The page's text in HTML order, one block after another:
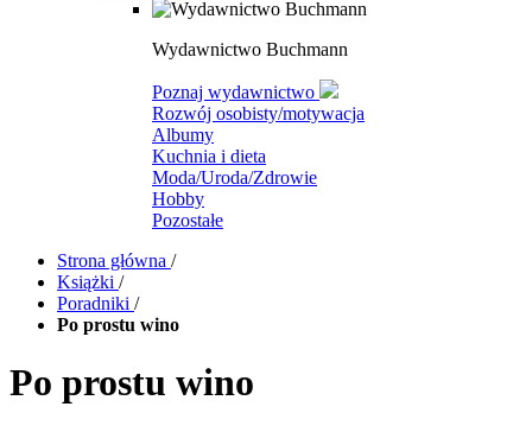
Wydawnictwo Buchmann
Poznaj wydawnictwo
Rozwój osobisty/motywacja
Albumy
Kuchnia i dieta
Moda/Uroda/Zdrowie
Hobby
Pozostałe
Strona główna /
Książki /
Poradniki /
Po prostu wino
Po prostu wino